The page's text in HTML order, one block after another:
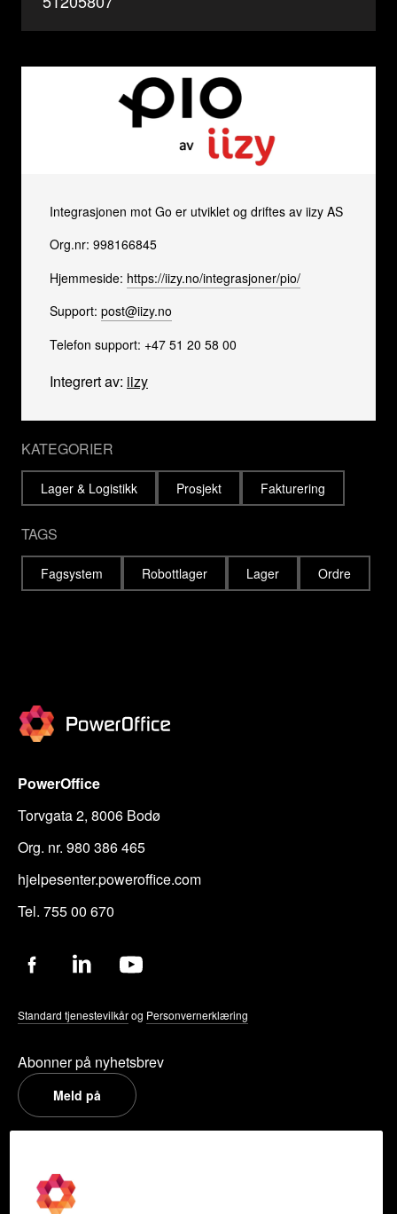
Integrasjonen mot Go er utviklet og driftes av iizy AS
Org.nr: 998166845
Hjemmeside: https://iizy.no/integrasjoner/pio/
Support: post@iizy.no
Telefon support: +47 51 20 58 00
Integrert av: iizy
KATEGORIER
Lager & Logistikk Prosjekt Fakturering
TAGS
Fagsystem Robottlager Lager Ordre
PowerOffice
Torvgata 2, 8006 Bodø
Org. nr. 980 386 465
hjelpesenter.poweroffice.com
Tel. 755 00 670
Standard tjenestevilkårog Personvernerklæring
Abonner på nyhetsbrev
Meld på
Om oss